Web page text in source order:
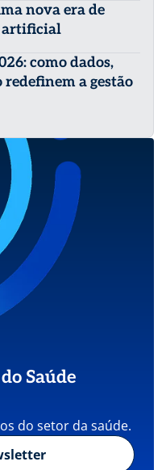
nova era de
artificial
como dados,
a gestão
Saúde
do setor da saúde.